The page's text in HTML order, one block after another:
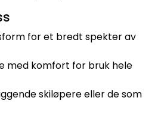
for et bredt spekter av
med komfort for bruk hele
skiløpere eller de som